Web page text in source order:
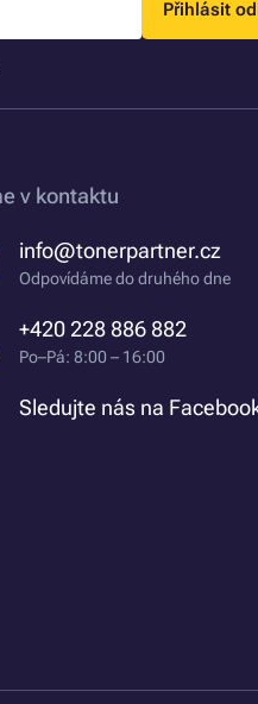
Přihlásit
v kontaktu
info@tonerpartner.cz
Odpovídáme do druhého dne
+420 228 886 882
Po–Pá: 8:00 – 16:00
Sledujte nás na